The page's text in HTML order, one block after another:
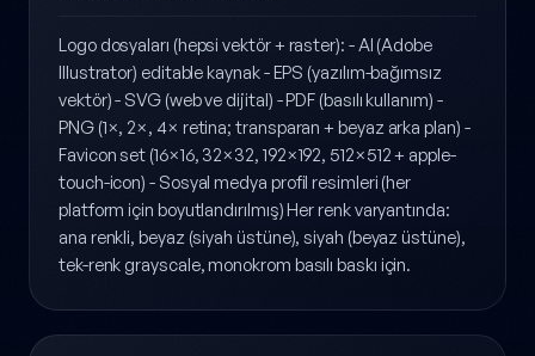
Final teslim (3-5 gün).
Logo dosyaları (hepsi vektör + raster): - AI (Adobe
Illustrator) editable kaynak - EPS (yazılım-bağımsız
vektör) - SVG (web ve dijital) - PDF (basılı kullanım) -
PNG (1×, 2×, 4× retina; transparan + beyaz arka plan) -
Favicon set (16×16, 32×32, 192×192, 512×512 + apple-
touch-icon) - Sosyal medya profil resimleri (her
platform için boyutlandırılmış) Her renk varyantında: